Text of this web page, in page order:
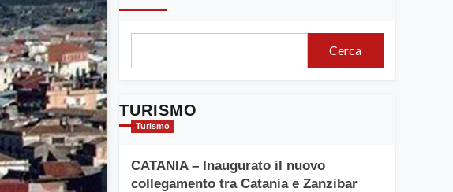
Cerca
TURISMO
Turismo
CATANIA – Inaugurato il nuovo
collegamento tra Catania e Zanzibar